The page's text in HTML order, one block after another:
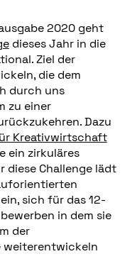
2020 geht
dieses Jahr in die
Ziel der
die dem
durch uns
zu einer
Dazu
Kreativwirtschaft
ein zirkuläres
diese Challenge lädt
sich für das 12-
in dem sie
der
weiterentwickeln